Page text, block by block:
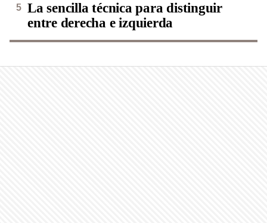
La sencilla técnica para distinguir
entre derecha e izquierda